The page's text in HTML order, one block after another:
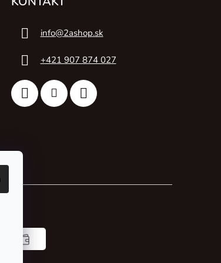
info@2ashop.sk
+421 907 874 027